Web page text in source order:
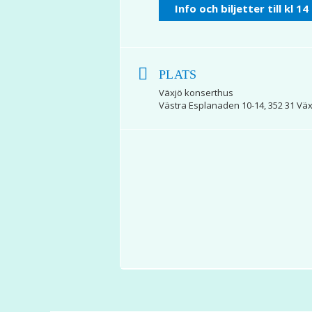
Info och biljetter till kl 14
PLATS
Växjö konserthus
Västra Esplanaden 10-14, 352 31